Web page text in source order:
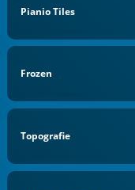
Pianio Tiles
Frozen
Topografie